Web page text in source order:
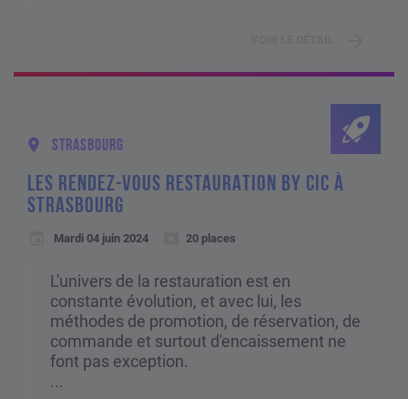
STRASBOURG
LES RENDEZ-VOUS RESTAURATION BY CIC À
STRASBOURG
Mardi 04 juin 2024 20 places
L'univers de la restauration est en
constante évolution, et avec lui, les
méthodes de promotion, de réservation, de
commande et surtout d'encaissement ne
font pas exception.
...